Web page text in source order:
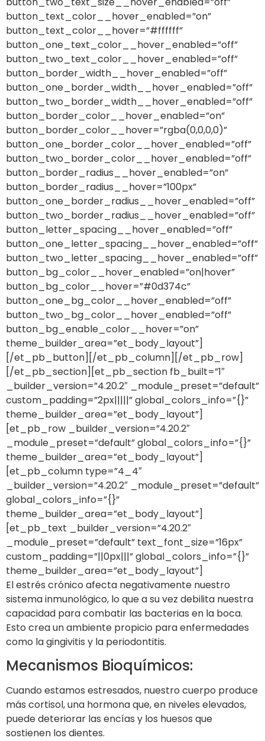
button_text_color__hover_enabled=”on”
button_text_color__hover=”#ffffff”
button_one_text_color__hover_enabled=”off”
button_two_text_color__hover_enabled=”off”
button_border_width__hover_enabled=”off”
button_one_border_width__hover_enabled=”off”
button_two_border_width__hover_enabled=”off”
button_border_color__hover_enabled=”on”
button_border_color__hover=”rgba(0,0,0,0)”
button_one_border_color__hover_enabled=”off”
button_two_border_color__hover_enabled=”off”
button_border_radius__hover_enabled=”on”
button_border_radius__hover=”100px”
button_one_border_radius__hover_enabled=”off”
button_two_border_radius__hover_enabled=”off”
button_letter_spacing__hover_enabled=”off”
button_one_letter_spacing__hover_enabled=”off”
button_two_letter_spacing__hover_enabled=”off”
button_bg_color__hover_enabled=”on|hover”
button_bg_color__hover=”#0d374c”
button_one_bg_color__hover_enabled=”off”
button_two_bg_color__hover_enabled=”off”
button_bg_enable_color__hover=”on”
theme_builder_area=”et_body_layout”]
[/et_pb_button][/et_pb_column][/et_pb_row]
[/et_pb_section][et_pb_section fb_built=”1″
_builder_version=”4.20.2″ _module_preset=”default”
custom_padding=”2px|||||” global_colors_info=”{}”
theme_builder_area=”et_body_layout”]
[et_pb_row _builder_version=”4.20.2″
_module_preset=”default” global_colors_info=”{}”
theme_builder_area=”et_body_layout”]
[et_pb_column type=”4_4″
_builder_version=”4.20.2″ _module_preset=”default”
global_colors_info=”{}”
theme_builder_area=”et_body_layout”]
[et_pb_text _builder_version=”4.20.2″
_module_preset=”default” text_font_size=”16px”
custom_padding=”||0px|||” global_colors_info=”{}”
theme_builder_area=”et_body_layout”]
El estrés crónico afecta negativamente nuestro
sistema inmunológico, lo que a su vez debilita nuestra
capacidad para combatir las bacterias en la boca.
Esto crea un ambiente propicio para enfermedades
como la gingivitis y la periodontitis.
Mecanismos Bioquímicos:
Cuando estamos estresados, nuestro cuerpo produce
más cortisol, una hormona que, en niveles elevados,
puede deteriorar las encías y los huesos que
sostienen los dientes.